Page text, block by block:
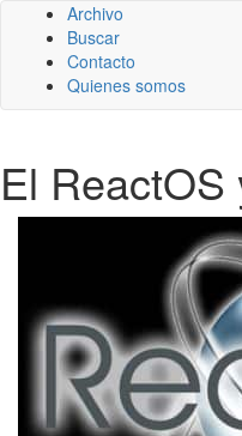
Archivo
Buscar
Contacto
Quienes somos
El